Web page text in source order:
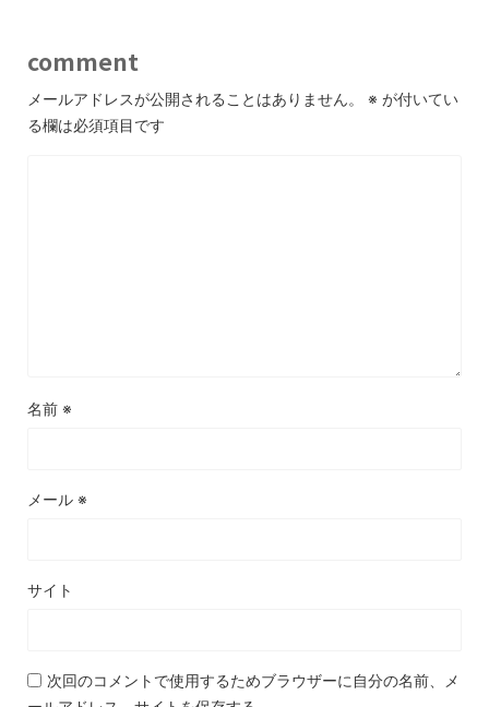
comment
メールアドレスが公開されることはありません。 ※ が付いてい
る欄は必須項目です
名前 ※
メール ※
サイト
次回のコメントで使用するためブラウザーに自分の名前、メ